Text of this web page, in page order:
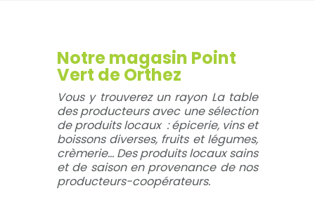
Notre magasin Point
Vert de Orthez​
Vous y trouverez un rayon La table
des producteurs avec une sélection
de produits locaux : épicerie, vins et
boissons diverses, fruits et légumes,
crèmerie… Des produits locaux sains
et de saison en provenance de nos
producteurs-coopérateurs.